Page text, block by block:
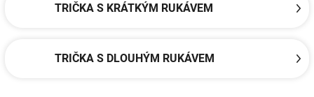
TRIČKA S KRÁTKÝM RUKÁVEM
TRIČKA S DLOUHÝM RUKÁVEM